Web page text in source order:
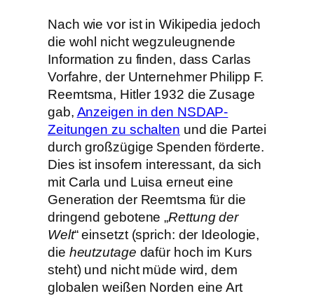
Nach wie vor ist in Wikipedia jedoch
die wohl nicht wegzuleugnende
Information zu finden, dass Carlas
Vorfahre, der Unternehmer Philipp F.
Reemtsma, Hitler 1932 die Zusage
gab, Anzeigen in den NSDAP-
Zeitungen zu schalten und die Partei
durch großzügige Spenden förderte.
Dies ist insofern interessant, da sich
mit Carla und Luisa erneut eine
Generation der Reemtsma für die
dringend gebotene „Rettung der
Welt“ einsetzt (sprich: der Ideologie,
die heutzutage dafür hoch im Kurs
steht) und nicht müde wird, dem
globalen weißen Norden eine Art